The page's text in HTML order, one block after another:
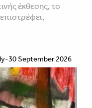
έκθεσης, το
30 September 2026